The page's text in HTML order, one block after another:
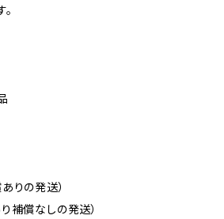
りの発送）
補償なしの発送）